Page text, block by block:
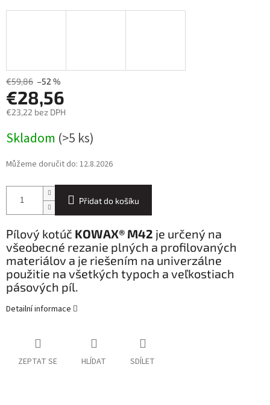
€59,86 –52 %
€28,56
€23,22 bez DPH
cena:
Skladom (>5 ks)
Můžeme doručit do: 12.8.2026
Přidat do košíku
Pílový kotúč KOWAX® M42 je určený na
všeobecné rezanie plných a profilovaných
materiálov a je riešením na univerzálne
použitie na všetkých typoch a veľkostiach
pásových píl.
Detailní informace
ZEPTAT SE HLÍDAT SDÍLET